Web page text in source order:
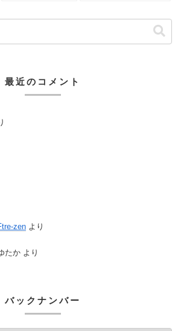
最近のコメント
zen より
たか より
バックナンバー